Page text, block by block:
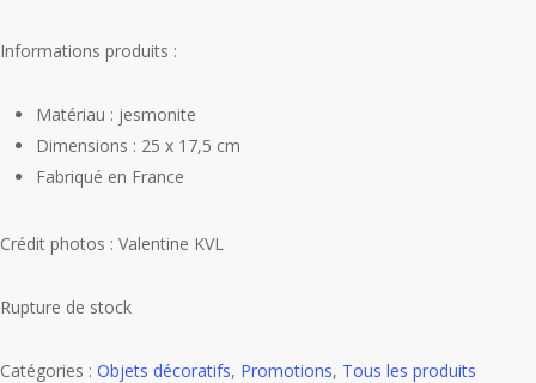
Informations produits :
Matériau : jesmonite
Dimensions : 25 x 17,5 cm
Fabriqué en France
Crédit photos : Valentine KVL
Rupture de stock
Catégories : Objets décoratifs, Promotions, Tous les produits